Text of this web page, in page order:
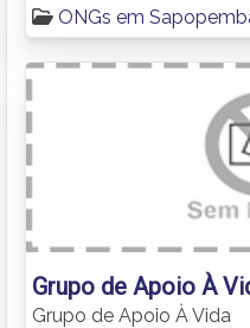
ONGs em
Grupo de Apoio À
Grupo de Apoio À Vida